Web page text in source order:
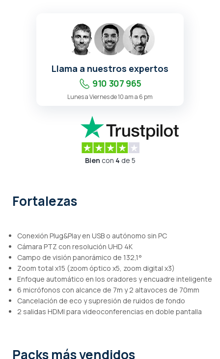
Llama a nuestros expertos
910 307 965
Lunes a Viernes de 10 am a 6 pm
Bien con 4 de 5
Fortalezas
Conexión Plug&Play en USB o autónomo sin PC
Cámara PTZ con resolución UHD 4K
Campo de visión panorámico de 132,1°
Zoom total x15 (zoom óptico x5, zoom digital x3)
Enfoque automático en los oradores y encuadre inteligente
6 micrófonos con alcance de 7m y 2 altavoces de 70mm
Cancelación de eco y supresión de ruidos de fondo
2 salidas HDMI para videoconferencias en doble pantalla
Packs más vendidos